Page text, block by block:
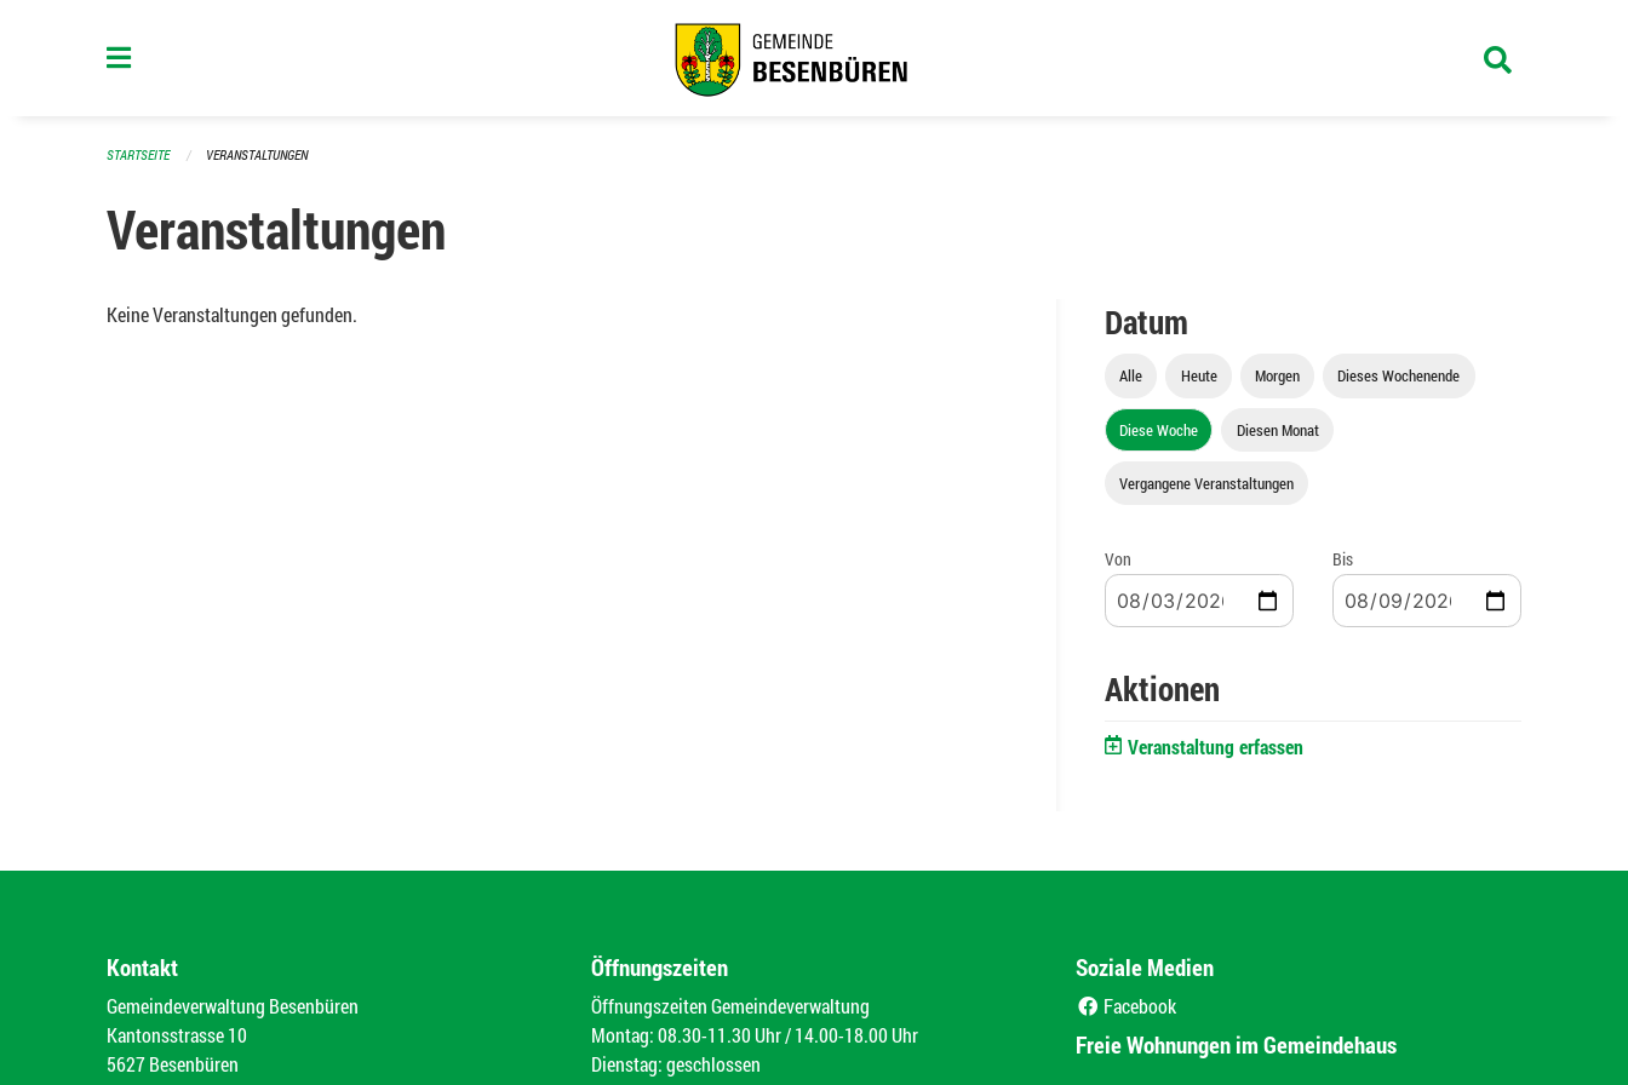
STARTSEITE VERANSTALTUNGEN
Veranstaltungen
Keine Veranstaltungen gefunden. Datum
Alle Heute Morgen Dieses Wochenende
Diese Woche Diesen Monat
Vergangene Veranstaltungen
Von Bis
Aktionen
Veranstaltung erfassen
Kontakt
Gemeindeverwaltung Besenbüren
Kantonsstrasse 10
5627 Besenbüren
Öffnungszeiten
Öffnungszeiten Gemeindeverwaltung
Montag: 08.30-11.30 Uhr / 14.00-18.00 Uhr
Dienstag: geschlossen
Soziale Medien
Facebook
Freie Wohnungen im Gemeindehaus